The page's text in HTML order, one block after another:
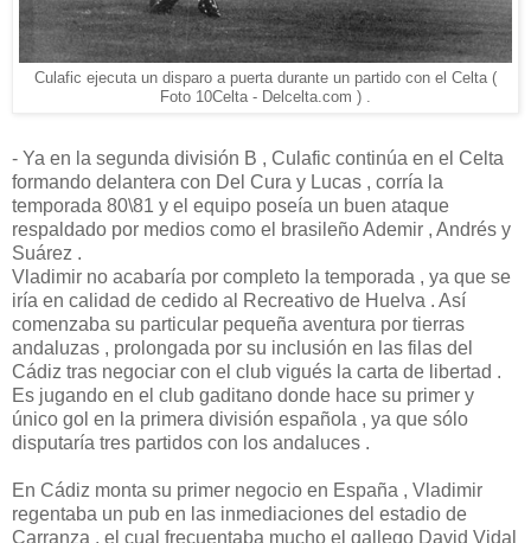
Culafic ejecuta un disparo a puerta durante un partido con el Celta (
Foto 10Celta - Delcelta.com ) .
- Ya en la segunda división B , Culafic continúa en el Celta
formando delantera con Del Cura y Lucas , corría la
temporada 80\81 y el equipo poseía un buen ataque
respaldado por medios como el brasileño Ademir , Andrés y
Suárez .
Vladimir no acabaría por completo la temporada , ya que se
iría en calidad de cedido al Recreativo de Huelva . Así
comenzaba su particular pequeña aventura por tierras
andaluzas , prolongada por su inclusión en las filas del
Cádiz tras negociar con el club vigués la carta de libertad .
Es jugando en el club gaditano donde hace su primer y
único gol en la primera división española , ya que sólo
disputaría tres partidos con los andaluces .
En Cádiz monta su primer negocio en España , Vladimir
regentaba un pub en las inmediaciones del estadio de
Carranza , el cual frecuentaba mucho el gallego David Vidal